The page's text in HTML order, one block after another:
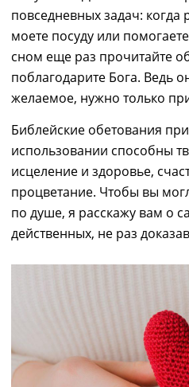
повседневных задач: когда
моете посуду или
сном еще раз прочитайте
поблагодарите Бога. Ведь
желаемое, нужно только
Библейские обетования
использовании способны
исцеление и здоровье,
процветание. Чтобы вы
по душе, я расскажу вам о
действенных, не раз